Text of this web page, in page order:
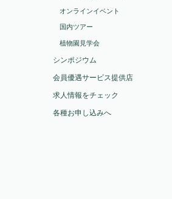
オンラインイベント
国内ツアー
植物園見学会
シンポジウム
会員優遇サービス提供店
求人情報をチェック
各種お申し込みへ